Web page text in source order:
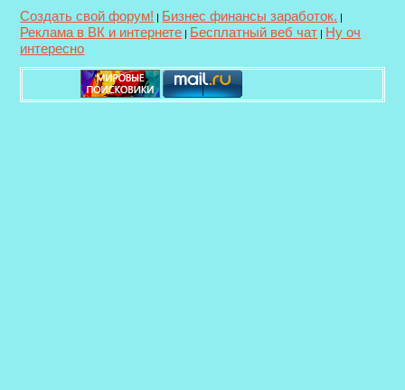
Создать свой форум! | Бизнес финансы заработок. |
Реклама в ВК и интернете | Бесплатный веб чат | Ну оч
интересно